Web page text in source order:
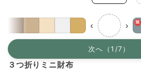
限
‹ ›
３つ折りミニ財布
次へ（1/7）